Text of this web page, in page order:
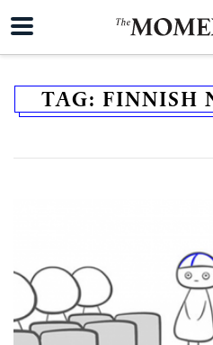
TAG: FINNISH